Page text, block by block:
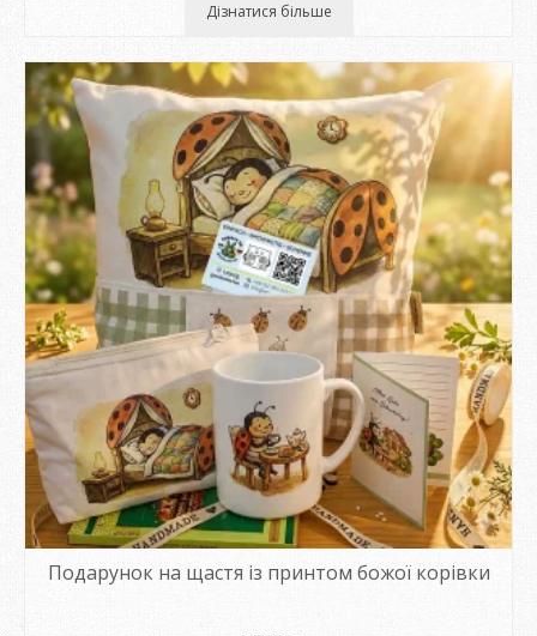
Дізнатися більше
Подарунок на щастя із принтом божої корівки